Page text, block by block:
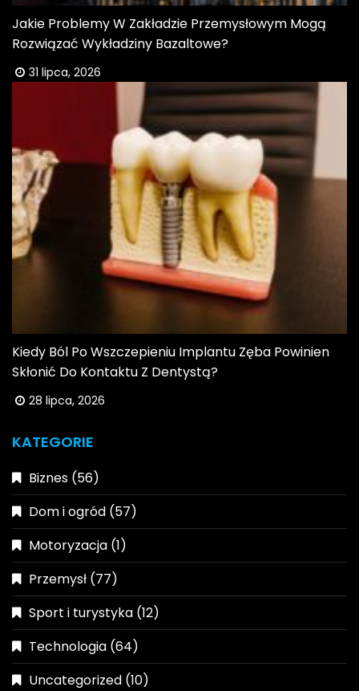
Jakie Problemy W Zakładzie Przemysłowym Mogą
Rozwiązać Wykładziny Bazaltowe?
31 lipca, 2026
Kiedy Ból Po Wszczepieniu Implantu Zęba Powinien
Skłonić Do Kontaktu Z Dentystą?
28 lipca, 2026
KATEGORIE
Biznes (56)
Dom i ogród (57)
Motoryzacja (1)
Przemysł (77)
Sport i turystyka (12)
Technologia (64)
Uncategorized (10)